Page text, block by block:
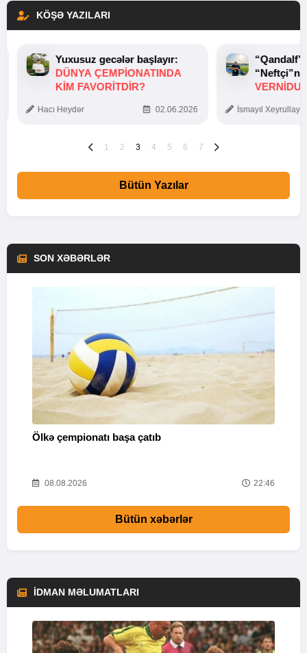
KÖŞƏ YAZILARI
Yuxusuz gecələr başlayır:
DÜNYA ÇEMPIONATINDA
KIM FAVORITDIR?
Hacı Heydər 02.06.2026 İsmayıl
1 2 3 4 5 6 7
Bütün Yazılar
SON XƏBƏRLƏR
Ölkə çempionatı başa çatıb
08.08.2026 22:46
Bütün xəbərlər
İDMAN MƏLUMATLARI